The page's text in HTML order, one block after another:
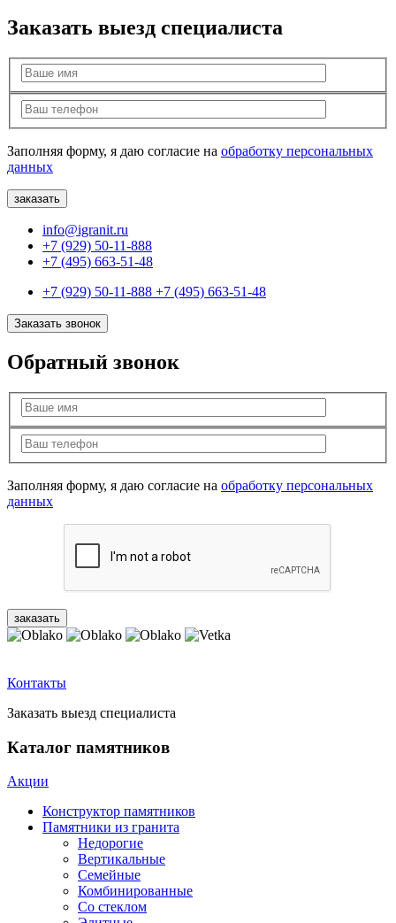
Заказать выезд специалиста
Заполняя форму, я даю согласие на обработку персональных
данных
info@igranit.ru
+7 (929) 50-11-888
+7 (495) 663-51-48
+7 (929) 50-11-888 +7 (495) 663-51-48
Заказать звонок
Обратный звонок
Заполняя форму, я даю согласие на обработку персональных
данных
Контакты
Заказать выезд специалиста
Каталог памятников
Акции
Конструктор памятников
Памятники из гранита
Недорогие
Вертикальные
Семейные
Комбинированные
Со стеклом